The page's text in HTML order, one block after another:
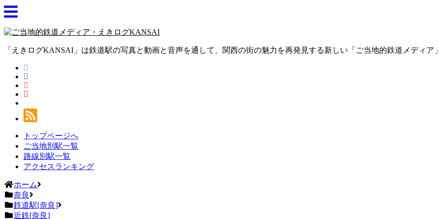
「えきログKANSAI」は鉄道駅の写真と動画と音声を通して、関西の街の魅力を再発見する新しい「ご当地的鉄道メディア
トップページへ
ご当地別駅一覧
路線別駅一覧
アクセスランキング
ホーム
奈良
鉄道駅[奈良]
近鉄[奈良]